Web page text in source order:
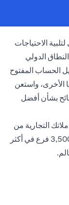
الاحتياجات
الدولي
الحساب المفتوح
الأخرى، واستعن
بشأن أفضل
التجارية من
خلال خبرائنا الماليين المنتشرين في أكثر من 3,500 فرع في أكثر